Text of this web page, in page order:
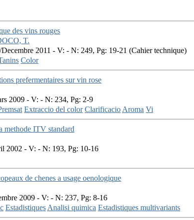
des vins rouges
T.
2011 - V: - N: 249, Pg: 19-21 (Cahier technique)
Color
prefermentaires sur vin rose
2009 - V: - N: 234, Pg: 2-9
Extraccio del color ClarificacioAroma Vi
methode ITV standard
2002 - V: - N: 193, Pg: 10-16
de chenes a usage oenologique
2009 - V: - N: 237, Pg: 8-16
EstadistiquesAnalisi quimica Estadistiques multivariants